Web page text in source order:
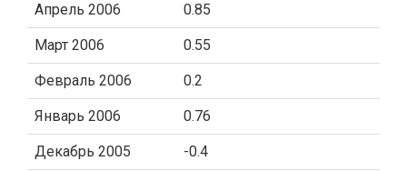
Апрель 2006 0.85
Март 2006 0.55
Февраль 2006 0.2
Январь 2006 0.76
Декабрь 2005 -0.4